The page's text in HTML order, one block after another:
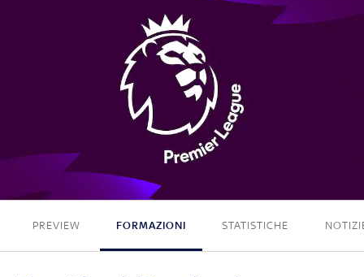
3 - 0
PREVIEW FORMAZIONI STATISTICHE